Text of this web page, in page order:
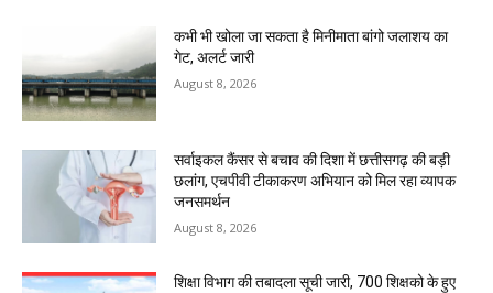
कभी भी खोला जा सकता है मिनीमाता बांगो जलाशय का
गेट, अलर्ट जारी
August 8, 2026
सर्वाइकल कैंसर से बचाव की दिशा में छत्तीसगढ़ की बड़ी
छलांग, एचपीवी टीकाकरण अभियान को मिल रहा व्यापक
जनसमर्थन
August 8, 2026
शिक्षा विभाग की तबादला सूची जारी, 700 शिक्षको के हुए